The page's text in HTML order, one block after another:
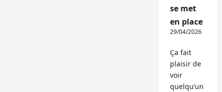
se met
en place
29/04/2026
Ça fait
plaisir de
voir
quelqu’un